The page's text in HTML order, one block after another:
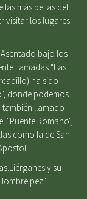
las más bellas del
visitar los lugares
bajo los
llamadas "Las
ha sido
donde podemos
también llamado
"Puente Romano",
como la de San
y su
pez".